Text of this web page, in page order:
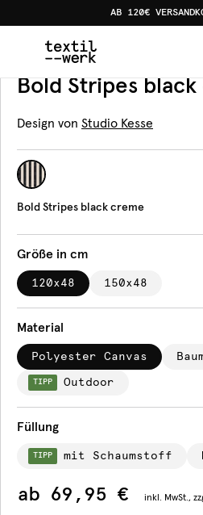
AB 120€
Produkte
Bankauflage
Bold Stripes
Design von Studio Kesse
Bold Stripes black creme
Größe in cm
120x48 150x48
Material
Polyester Canvas
TIPP Outdoor
Füllung
TIPP mit Schaumstoff
ab 69,95 € inkl. MwSt.,